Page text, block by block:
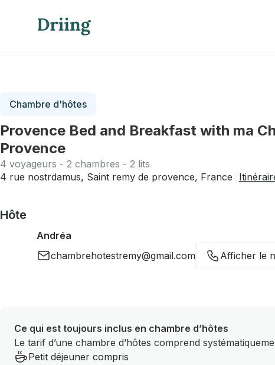
Chambre d'hôtes
Provence Bed and Breakfast with ma
Provence
4 voyageurs - 2 chambres - 2 lits
4 rue nostrdamus, Saint remy de provence, France
Hôte
Andréa
chambrehotestremy@gmail.com
Afficher le
Ce qui est toujours inclus en chambre d’hôtes
Le tarif d’une chambre d’hôtes comprend
Petit déjeuner compris